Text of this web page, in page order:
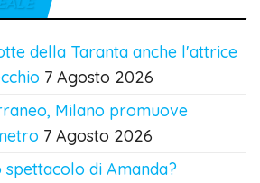
della Taranta anche l'attrice
7 Agosto 2026
Milano promuove
7 Agosto 2026
di Amanda?